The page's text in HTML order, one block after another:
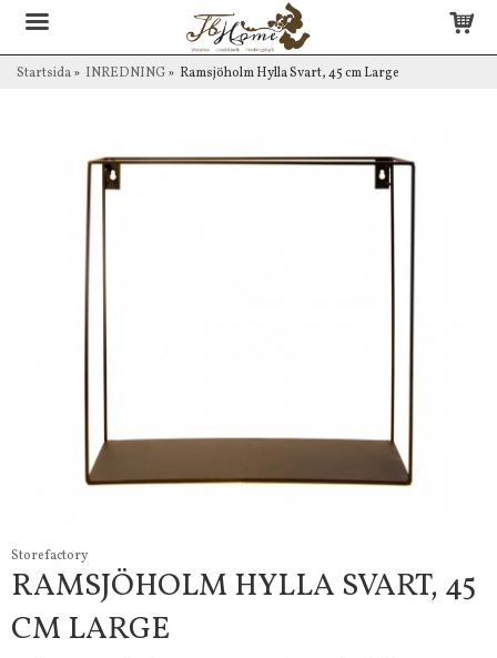
Startsida» INREDNING» Ramsjöholm Hylla Svart, 45 cm Large
Storefactory
RAMSJÖHOLM HYLLA SVART, 45
CM LARGE